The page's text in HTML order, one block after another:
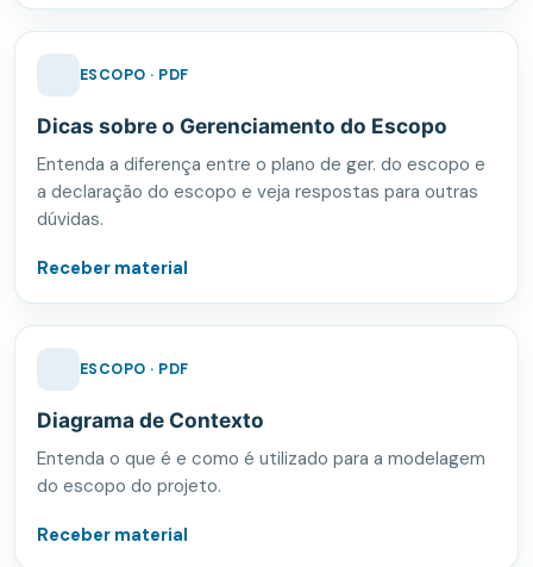
ESCOPO · PDF
Dicas sobre o Gerenciamento do Escopo
Entenda a diferença entre o plano de ger. do escopo e
a declaração do escopo e veja respostas para outras
dúvidas.
Receber material
ESCOPO · PDF
Diagrama de Contexto
Entenda o que é e como é utilizado para a modelagem
do escopo do projeto.
Receber material